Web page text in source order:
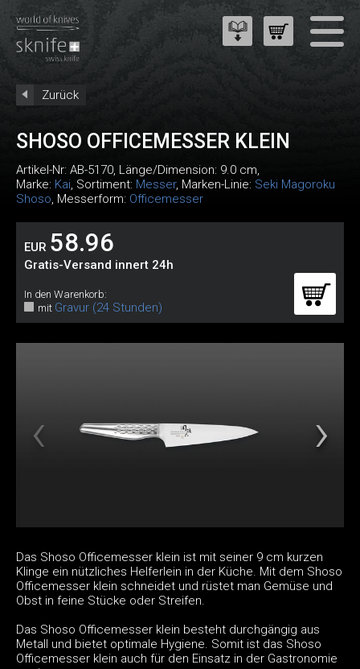
Zurück
SHOSO OFFICEMESSER KLEIN
Artikel-Nr: AB-5170, Länge/Dimension: 9.0 cm,
Marke: Kai, Sortiment: Messer, Marken-Linie: Seki Magoroku
Shoso, Messerform: Officemesser
EUR 58.96
Gratis-Versand innert 24h
In den Warenkorb:
mit Gravur (24 Stunden)
Das Shoso Officemesser klein ist mit seiner 9 cm kurzen
Klinge ein nützliches Helferlein in der Küche. Mit dem Shoso
Officemesser klein schneidet und rüstet man Gemüse und
Obst in feine Stücke oder Streifen.
Das Shoso Officemesser klein besteht durchgängig aus
Metall und bietet optimale Hygiene. Somit ist das Shoso
Officemesser klein auch für den Einsatz in der Gastronomie